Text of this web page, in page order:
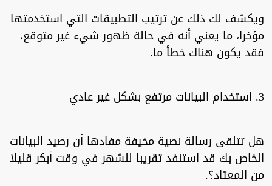
ويكشف لك ذلك عن ترتيب التطبيقات التي استخدمتها
مؤخرا، ما يعني أنه في حالة ظهور شيء غير متوقع،
فقد يكون هناك خطأ ما.
3. استخدام البيانات مرتفع بشكل غير عادي
هل تتلقى رسالة نصية مخيفة مفادها أن رصيد البيانات
الخاص بك قد استنفد تقريبا للشهر في وقت أبكر قليلا
من المعتاد؟.